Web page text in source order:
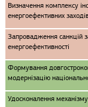
Визначення комплексу
енергоефективних
Запровадження санкцій
енергоефективності
Формування
модернізацію
Удосконалення механізму